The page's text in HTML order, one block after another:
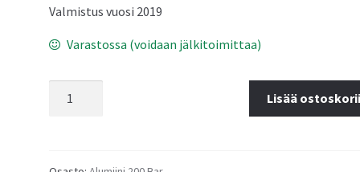
Valmistus vuosi 2019
Varastossa (voidaan jälkitoimittaa)
Lisää